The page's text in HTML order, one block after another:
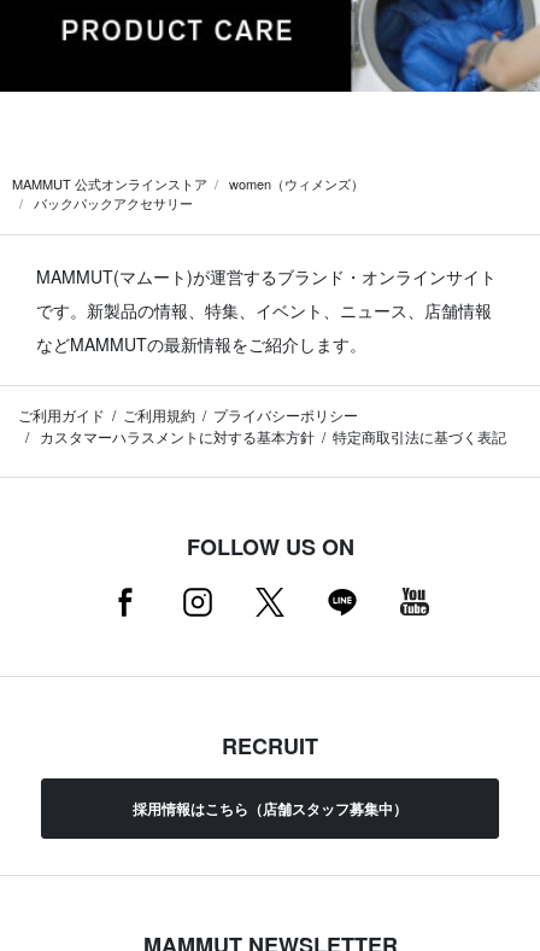
MAMMUT 公式オンラインストア
women（ウィメンズ）
バックパックアクセサリー
MAMMUT(マムート)が運営するブランド・オンラインサイト
です。 新製品の情報、特集、イベント、ニュース、店舗情報
などMAMMUTの最新情報をご紹介します。
ご利用ガイド ご利用規約
プライバシーポリシー
カスタマーハラスメントに対する基本方針
特定商取引法に基づく表記
FOLLOW US ON
RECRUIT
採用情報はこちら（店舗スタッフ募集中）